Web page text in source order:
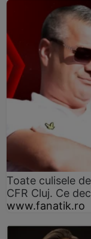
Toate culisele
CFR Cluj. Ce
www.fanatik.ro